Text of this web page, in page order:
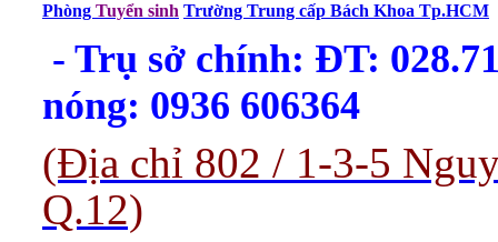
Phòng Tuyển sinh Trường Trung cấp Bách Khoa Tp.HCM
- Trụ sở chính: ĐT:
nóng: 0936 606364
(Địa chỉ 802 / 1-3-5
Q.12)